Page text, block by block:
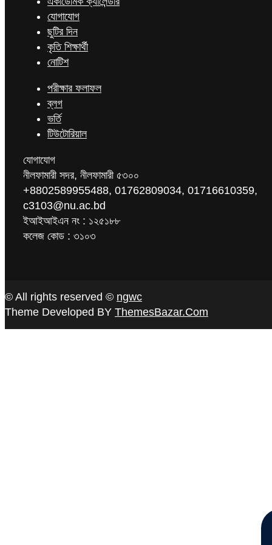
যোগাযোগ
ছুটির দিন
কৃতি শিক্ষার্থী
নোটিশ
পরীক্ষার ফলাফল
ব্লগ
ভর্তি
টিউটোরিয়াল
যোগাযোগ
নীলফামারী সদর, নীলফামারী ৫৩০০
+8802589955488, 01762809034, 01716610359,
c3103@nu.ac.bd
ইআইআইএন নং : ১২৫১৮৮
কলেজ কোড : ৩১০৩
© All rights reserved © ngwc
Theme Developed BY ThemesBazar.Com